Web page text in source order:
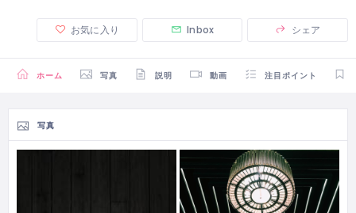
お気に入り Inbox シェア
ホーム 写真 説明 動画 注目ポイント
写真